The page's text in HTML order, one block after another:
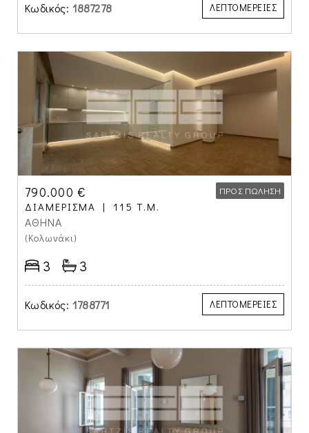
Κωδικός: 1887278 ΛΕΠΤΟΜΕΡΕΙΕΣ
790.000 € ΠΡΟΣ ΠΏΛΗΣΗ
ΔΙΑΜΈΡΙΣΜΑ 115 Τ.Μ.
ΑΘΗΝΑ
(Κολωνάκι)
3 3
Κωδικός: 1788771 ΛΕΠΤΟΜΕΡΕΙΕΣ